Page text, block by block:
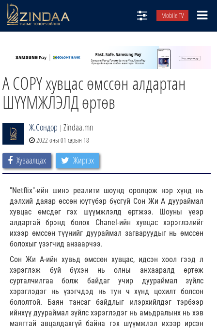
Mobile TV
ТВ8
ӨГЛӨӨНИЙ СОНИН
АУДИО ЗОХИОЛ
A COPY хувцас өмссөн алдартан
ШҮҮМЖЛЭЛД өртөв
Ж.Сондор | Zindaa.mn
2022 оны 01 сарын 18
Хуваалцах Жиргэх
"Netflix"-ийн шинэ реалити шоунд оролцож нэр хүнд нь
дэлхий даяар өссөн юүтүбэр бүсгүй Сон Жи А дуураймал
хувцас өмсдөг гэх шүүмжлэлд өртжээ. Шоуны үеэр
алдартай брэнд болох Chanel-ийн хувцас хэрэглэлийг
ихээр өмссөн түүнийг дуураймал загваруудыг нь өмссөн
болохыг үзэгчид анзаарчээ.
Сон Жи А-ийн хувьд өмссөн хувцас, идсэн хоол гээд л
хэрэглэж буй бүхэн нь олны анхааралд өртөж
сурталчилгаа болж байдаг учир дуураймал зүйлс
хэрэглэдэг нь үзэгчдэд нь тун ч хүнд цохилт болсон
бололтой. Баян тансаг байдлыг илэрхийлдэг тэрбээр
ийнхүү дуураймал зүйлс хэрэглэдэг нь амьдралынх нь хэв
маягтай авцалдахгүй байна гэх шүүмжлэл ихээр ирсэн